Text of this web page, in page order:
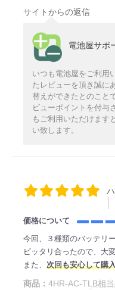
サイトからの返信
電池屋サポ
いつも電池屋をご利用
たレビューを頂き誠に
替えができたとのこと
ビューポイントを付与
もご利用いただけます
い致します。
価格について
今回、３種類のバッテリ
ピッタリ合ったので、大
また、 次回も安心して購
商品： 4HR-AC-TLB相